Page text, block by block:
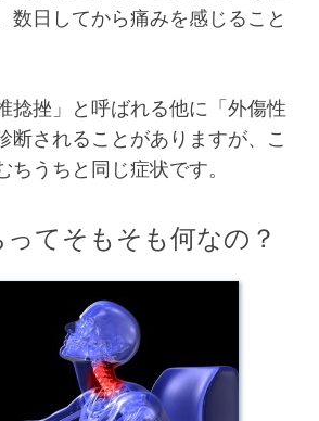
数日してから痛みを感じること
捻挫」と呼ばれる他に「外傷性
断されることがありますが、こ
ちうちと同じ症状です。
てそもそも何なの？